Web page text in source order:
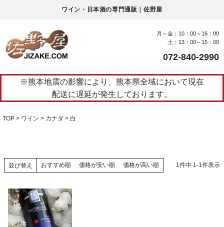
ワイン・日本酒の専門通販｜佐野屋
月～金：10：00～16：00
土：13：00～15：00
072-840-2990
※熊本地震の影響により、熊本県全域において現在
配送に遅延が発生しております。
TOP ワイン カナダ 白
並び替え おすすめ順 価格が安い順 価格が高い順 1件中 1-1件表示